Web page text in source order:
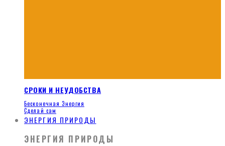
СРОКИ И НЕУДОБСТВА
Бесконечная Энергия
Сделай сам
ЭНЕРГИЯ ПРИРОДЫ
ЭНЕРГИЯ ПРИРОДЫ